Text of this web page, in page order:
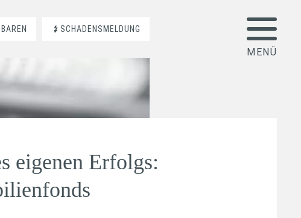
SCHADENSMELDUNG
eigenen Erfolgs: